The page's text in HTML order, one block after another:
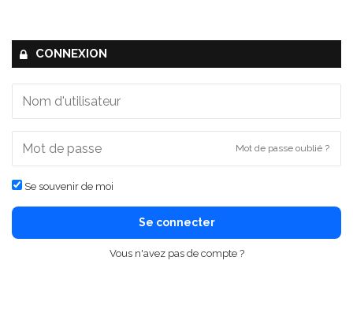
CONNEXION
Mot de passe oublié ?
Se souvenir de moi
Se connecter
Vous n'avez pas de compte ?